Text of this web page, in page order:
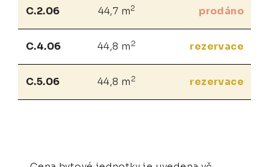
C.2.06 44,7 m2 prodáno
C.4.06 44,8 m 2 rezervace
C.5.06 44,8 m 2 rezervace